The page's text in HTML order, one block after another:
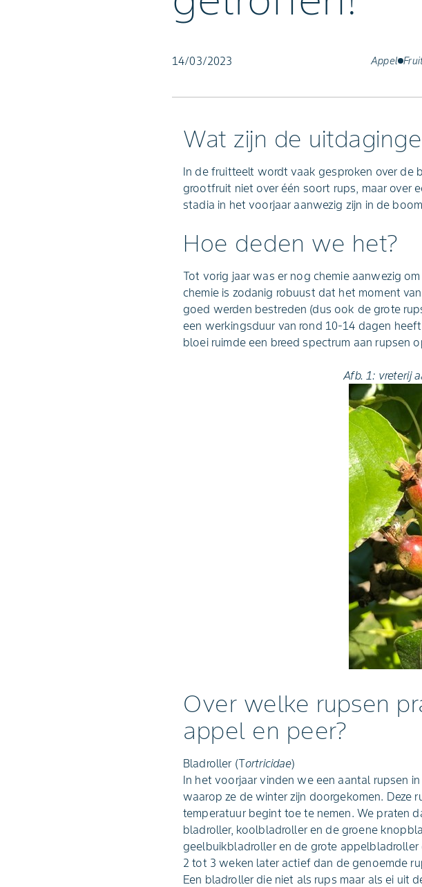
14/03/2023 Appel
Wat zijn de
In de fruitteelt wordt vaak gesproken over de
grootfruit niet over één soort rups, maar over
stadia in het voorjaar aanwezig zijn in de
Hoe deden we het?
Tot vorig jaar was er nog chemie aanwezig
chemie is zodanig robuust dat het moment
goed werden bestreden (dus ook de grote
een werkingsduur van rond 10-14 dagen
bloei ruimde een breed spectrum aan rupsen
Afb. 1: vreterij
Over welke rupsen
appel en peer?
Bladroller (Tortricidae)
In het voorjaar vinden we een aantal rupsen
waarop ze de winter zijn doorgekomen.
temperatuur begint toe te nemen. We praten
bladroller, koolbladroller en de groene
geelbuikbladroller en de grote
2 tot 3 weken later actief dan de genoemde
Een bladroller die niet als rups maar als ei uit